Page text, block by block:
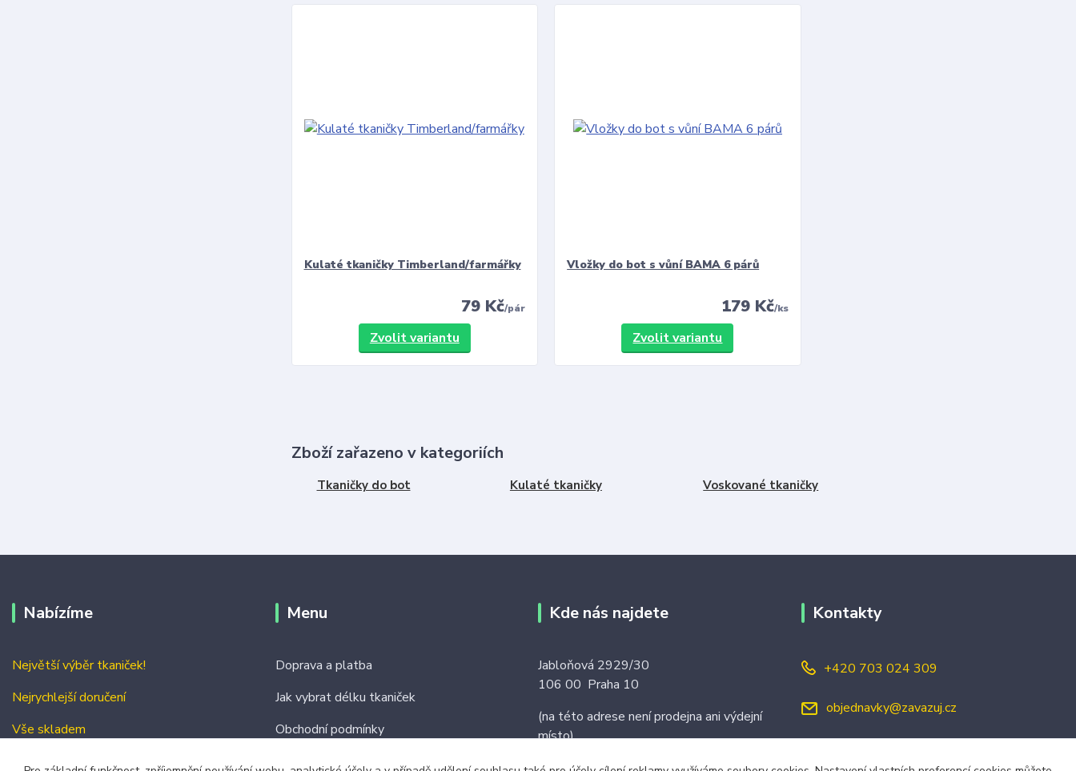
Kulaté tkaničky Timberland/farmářky
79 Kč/pár
Zvolit variantu
Vložky do bot s vůní BAMA 6 párů
179 Kč/ks
Zvolit variantu
Zboží zařazeno v kategoriích
Tkaničky do bot Kulaté tkaničky Voskované tkaničky
Nabízíme
Největší výběr tkaniček!
Nejrychlejší doručení
Vše skladem
Menu
Doprava a platba
Jak vybrat délku tkaniček
Obchodní podmínky
Kde nás najdete
Jabloňová 2929/30
106 00 Praha 10
(na této adrese není prodejna ani výdejní
místo)
Kontakty
+420 703 024 309
objednavky@zavazuj.cz